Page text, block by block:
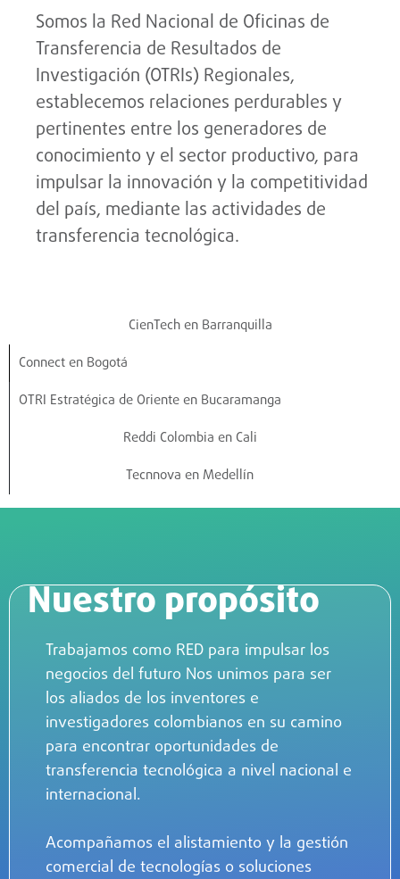
Somos la Red Nacional de Oficinas de
Transferencia de Resultados de
Investigación (OTRIs) Regionales,
establecemos relaciones perdurables y
pertinentes entre los generadores de
conocimiento y el sector productivo, para
impulsar la innovación y la competitividad
del país, mediante las actividades de
transferencia tecnológica.
CienTech en Barranquilla
Connect en Bogotá
OTRI Estratégica de Oriente en Bucaramanga
Reddi Colombia en Cali
Tecnnova en Medellín
Nuestro propósito
Trabajamos como RED para impulsar los
negocios del futuro Nos unimos para ser
los aliados de los inventores e
investigadores colombianos en su camino
para encontrar oportunidades de
transferencia tecnológica a nivel nacional e
internacional.
Acompañamos el alistamiento y la gestión
comercial de tecnologías o soluciones